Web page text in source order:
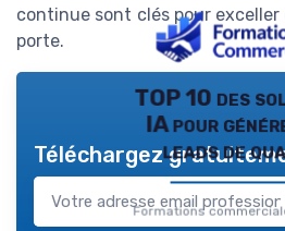
continue sont clés pour
porte.
TOP 10 des
IA pour
leads de
Formations
Téléchargez